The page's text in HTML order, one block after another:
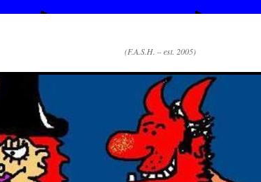
(F.A.S.H. – est. 2005)